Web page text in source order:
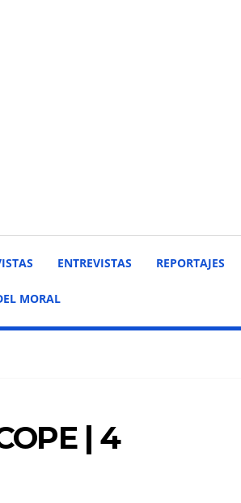
ENTREVISTAS REPORTAJES
MORAL
| 4